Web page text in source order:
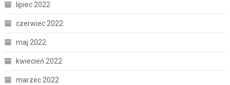
lipiec 2022
czerwiec 2022
maj 2022
kwiecień 2022
marzec 2022